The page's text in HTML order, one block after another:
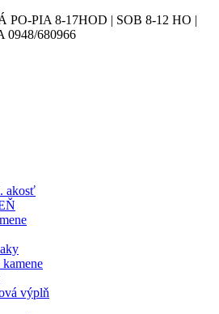
PO-PIA 8-17HOD | SOB 8-12 HO |
680966
akosť
výplň